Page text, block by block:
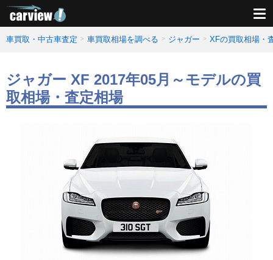
車買取・中古車査定 車買取相場を調べる ジャガー XFの買取相場・
ジャガー XF 2017年05月～モデルの買
取相場・査定相場